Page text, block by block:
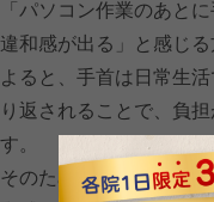
「パソコン作業のあと
違和感が出る」と感じ
よると、手首は日常生
り返されることで、負
す。
そのため、手根骨と手